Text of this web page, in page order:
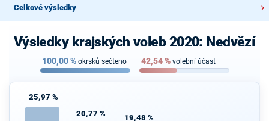
Celkové výsledky
Výsledky krajských voleb 2020: Nedvězí
100,00% okrsků sečteno 42,54% volební účast
25,97 %
20,77 % 19,48 %